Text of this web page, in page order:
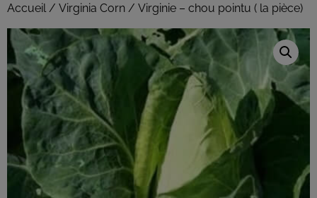
Accueil/ Virginia Corn / Virginie – chou pointu ( la pièce)